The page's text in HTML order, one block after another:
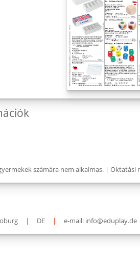
számára nem alkalmas. | Oktatási
| DE | e-mail: info@eduplay.de